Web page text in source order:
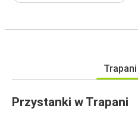
Trapani
Przystanki w Trapani